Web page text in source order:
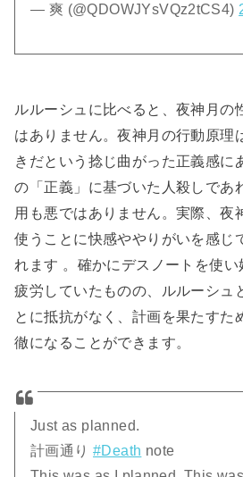
— 爽 (@QDOWJYsVQz2tCS4)
ルルーシュに比べると、夜神月の
はありません。夜神月の行動原理
きだという捻じ曲がった正義感に
の「正義」に基づいた人殺しであ
用も悪ではありません。実際、夜
使うことに快感ややりがいを感じ
れます 。確かにデスノートを使
疲労していたものの、ルルーシュ
とに抵抗がなく、計画を果たすた
徹になることができます。
Just as planned.
計画通り#Death note